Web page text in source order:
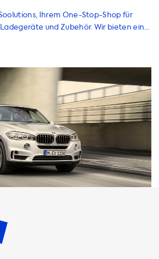
Ihrem One-Stop-Shop für
und Zubehör. Wir bieten eine
das Laden Ihres Elektrofahrzeugs so
bieten eine bequeme Möglichkeit, Ihr
Hause aufzuladen. Mit einer
Sie in der Regel schneller laden
Haushaltsstecker. Die maximale
an AC-Ladestationen ist abhängig
und beträgt 3,7 kW bei 16A, 7,4 kW bei
(dreiphasig) und 22 kW bei 32A
beachten Sie, dass Ihr Fahrzeug niemals
Ladegeschwindigkeit an AC-
kann. Wenn Sie ein Produkt suchen,
Wir bieten auch eine Vielzahl von
und Zubehör an, um das Aufladen
noch einfacher zu gestalten. Unsere